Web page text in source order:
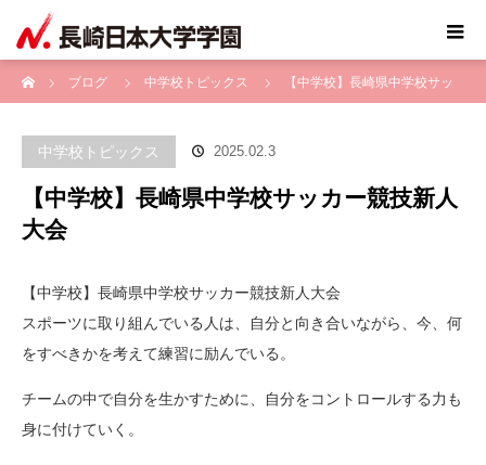
ブログ
中学校トピックス 【中学校】長崎県中学校サッ
中学校トピックス 2025.02.3
【中学校】長崎県中学校サッカー競技新人
大会
【中学校】長崎県中学校サッカー競技新人大会
スポーツに取り組んでいる人は、自分と向き合いながら、今、何
をすべきかを考えて練習に励んでいる。
チームの中で自分を生かすために、自分をコントロールする力も
身に付けていく。